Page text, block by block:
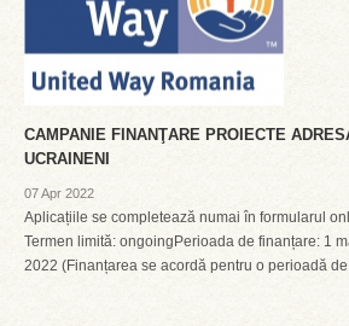
CAMPANIE FINANŢARE PROIECTE
UCRAINENI
07 Apr 2022
Aplicațiile se completează numai în formularul
Termen limită: ongoingPerioada de finanțare: 1
2022 (Finanțarea se acordă pentru o perioadă